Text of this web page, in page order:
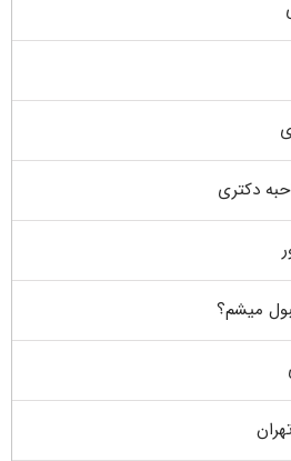
دکتری
میشم؟